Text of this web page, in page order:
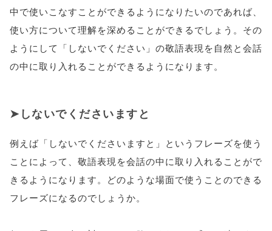
中で使いこなすことができるようになりたいのであれば、
使い方について理解を深めることができるでしょう。その
ようにして「しないでください」の敬語表現を自然と会話
の中に取り入れることができるようになります。
しないでくださいますと
例えば「しないでくださいますと」というフレーズを使う
ことによって、敬語表現を会話の中に取り入れることがで
きるようになります。どのような場面で使うことのできる
フレーズになるのでしょうか。